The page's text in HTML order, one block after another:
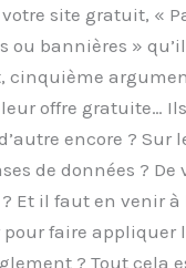
site gratuit, «
ou bannières »
cinquième
offre gratuite…
encore ? Sur
de données ? De
Et il faut en venir à
pour faire appliquer
? Tout cela